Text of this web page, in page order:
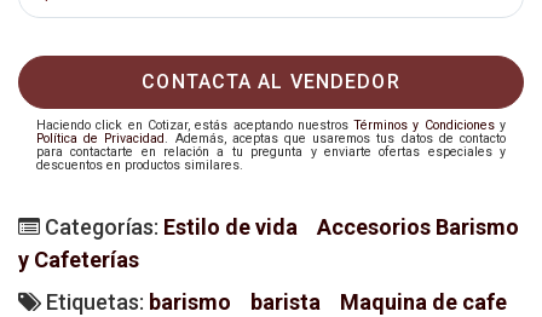
CONTACTA AL VENDEDOR
Haciendo click en Cotizar, estás aceptando nuestrosTérminos y Condicionesy
Política de Privacidad. Además, aceptas que usaremos tus datos de contacto
para contactarte en relación a tu pregunta y enviarte ofertas especiales y
descuentos en productos similares.
Categorías: Estilo de vida
Accesorios Barismo
y Cafeterías
Etiquetas: barismo barista
Maquina de cafe